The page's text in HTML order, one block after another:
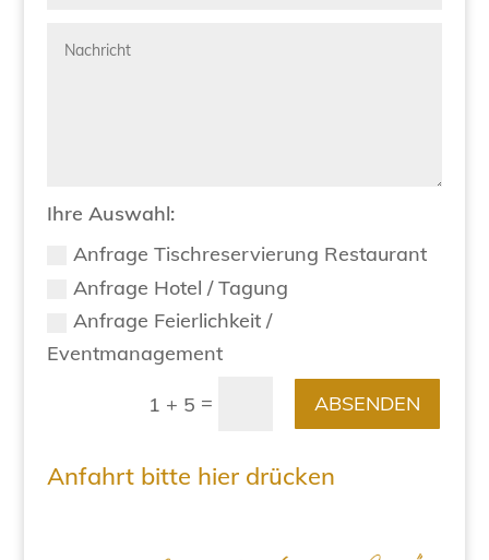
Ihre Auswahl:
Anfrage Tischreservierung Restaurant
Anfrage Hotel / Tagung
Anfrage Feierlichkeit /
Eventmanagement
1 + 5 = ABSENDEN
Anfahrt bitte hier drücken